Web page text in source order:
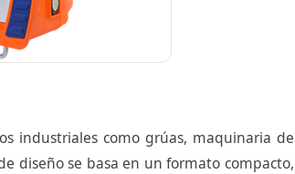
industriales como grúas, maquinaria de
diseño se basa en un formato compacto,